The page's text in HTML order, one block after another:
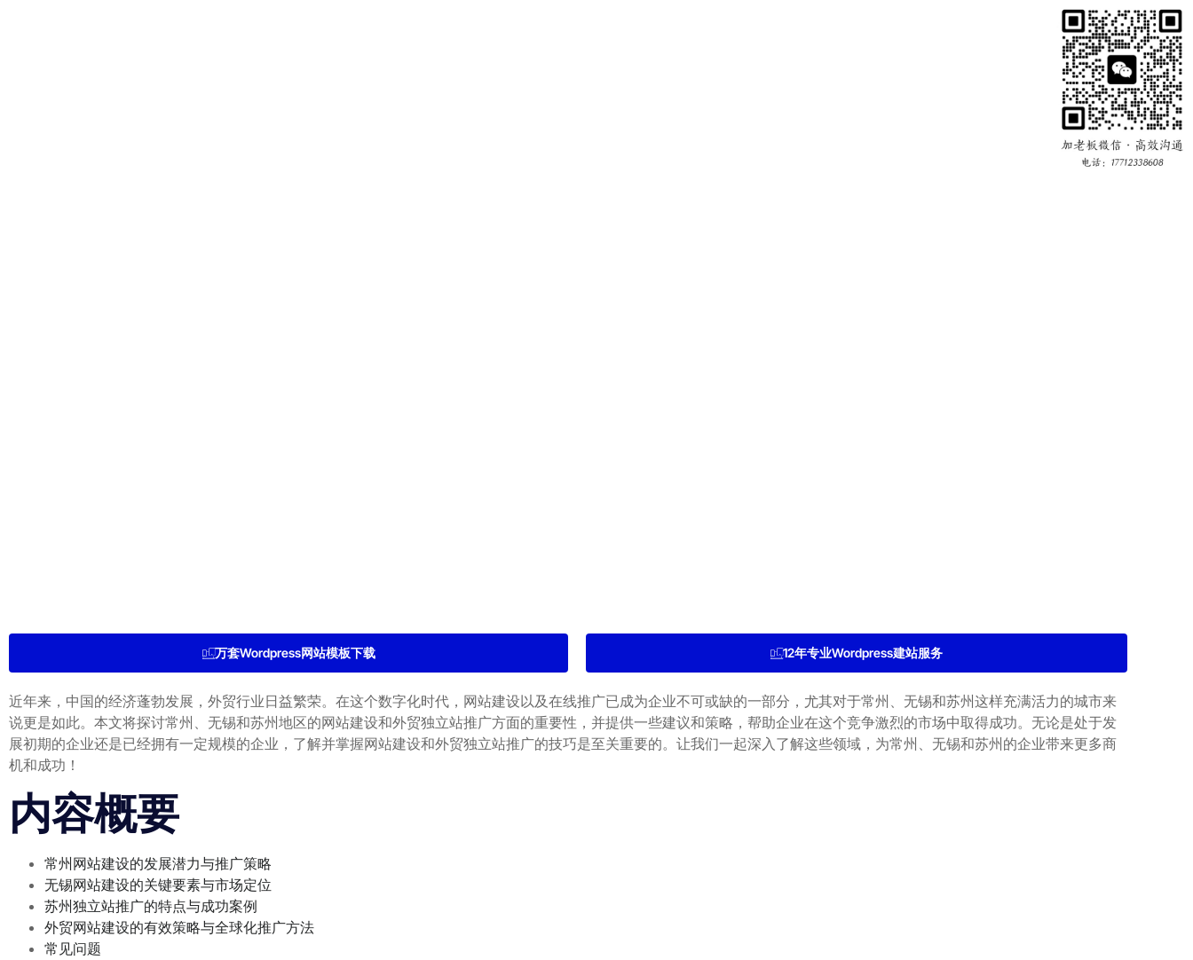
万套Wordpress网站模板下载 12年专业Wordpress建站服务
近年来，中国的经济蓬勃发展，外贸行业日益繁荣。在这个数字化时代，网站建设以及在线推广已成为企业不可或缺的一部分，尤其对于常州、无锡和苏州这样充满活力的城市来
说更是如此。本文将探讨常州、无锡和苏州地区的网站建设和外贸独立站推广方面的重要性，并提供一些建议和策略，帮助企业在这个竞争激烈的市场中取得成功。无论是处于发
展初期的企业还是已经拥有一定规模的企业，了解并掌握网站建设和外贸独立站推广的技巧是至关重要的。让我们一起深入了解这些领域，为常州、无锡和苏州的企业带来更多商
机和成功！
内容概要
常州网站建设的发展潜力与推广策略
无锡网站建设的关键要素与市场定位
苏州独立站推广的特点与成功案例
外贸网站建设的有效策略与全球化推广方法
常见问题